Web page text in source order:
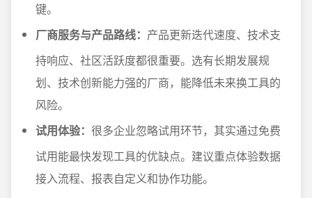
键。
厂商服务与产品路线： 产品更新迭代速度、技术支
持响应、社区活跃度都很重要。选有长期发展规
划、技术创新能力强的厂商，能降低未来换工具的
风险。
试用体验： 很多企业忽略试用环节，其实通过免费
试用能最快发现工具的优缺点。建议重点体验数据
接入流程、报表自定义和协作功能。